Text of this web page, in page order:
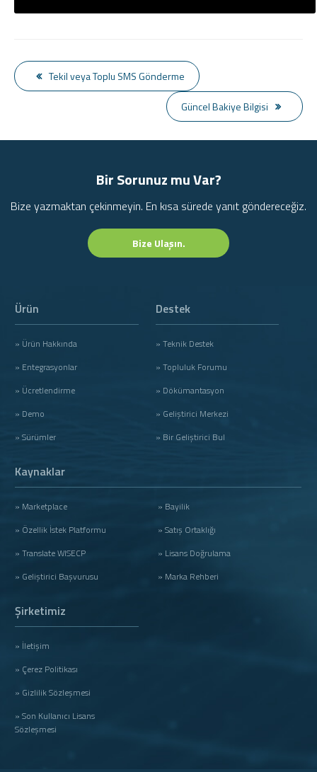
Tekil veya Toplu SMS Gönderme
Güncel Bakiye Bilgisi
Bir Sorunuz mu Var?
Bize yazmaktan çekinmeyin. En kısa sürede yanıt göndereceğiz.
Bize Ulaşın.
Ürün
» Ürün Hakkında
» Entegrasyonlar
» Ücretlendirme
» Demo
» Sürümler
Destek
» Teknik Destek
» Topluluk Forumu
» Dökümantasyon
» Geliştirici Merkezi
» Bir Geliştirici Bul
Kaynaklar
» Marketplace
» Özellik İstek Platformu
» Translate WISECP
» Geliştirici Başvurusu
» Bayilik
» Satış Ortaklığı
» Lisans Doğrulama
» Marka Rehberi
Şirketimiz
» İletişim
» Çerez Politikası
» Gizlilik Sözleşmesi
» Son Kullanıcı Lisans
Sözleşmesi